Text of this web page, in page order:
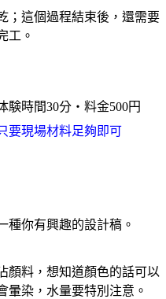
；這個過程結束後，還需要
工。
験時間30分・料金500円
要現場材料足夠即可
種你有興趣的設計稿。
顏料，想知道顏色的話可以
暈染，水量要特別注意。